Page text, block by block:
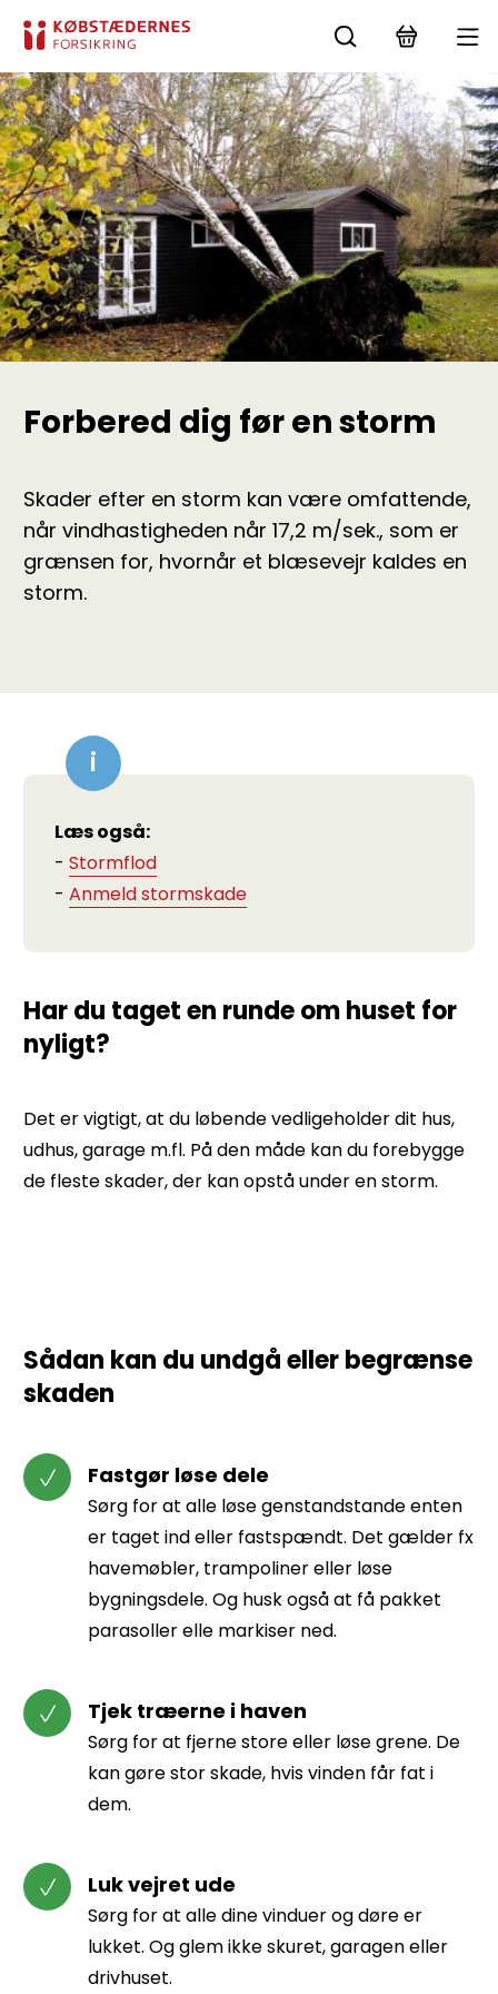
Forbered dig før en storm
Skader efter en storm kan være omfattende,
når vindhastigheden når 17,2 m/sek., som er
grænsen for, hvornår et blæsevejr kaldes en
storm.
Læs også:
- Stormflod
- Anmeld stormskade
Har du taget en runde om huset for
nyligt?
Det er vigtigt, at du løbende vedligeholder dit hus,
udhus, garage m.fl. På den måde kan du forebygge
de fleste skader, der kan opstå under en storm.
Sådan kan du undgå eller begrænse
skaden
Fastgør løse dele
Sørg for at alle løse genstandstande enten
er taget ind eller fastspændt. Det gælder fx
havemøbler, trampoliner eller løse
bygningsdele. Og husk også at få pakket
parasoller elle markiser ned.
Tjek træerne i haven
Sørg for at fjerne store eller løse grene. De
kan gøre stor skade, hvis vinden får fat i
dem.
Luk vejret ude
Sørg for at alle dine vinduer og døre er
lukket. Og glem ikke skuret, garagen eller
drivhuset.